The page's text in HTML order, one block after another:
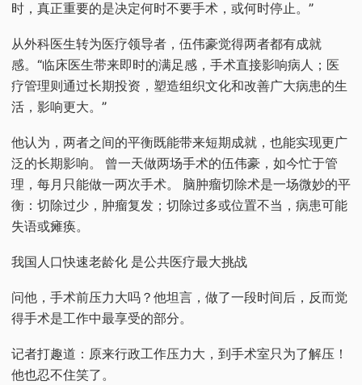
时，真正重要的是决定何时不要手术，或何时停止。”
从外科医生转为医疗领导者，伍伟豪觉得两者都有成就
感。“临床医生带来即时的满足感，手术直接影响病人；医
疗管理则通过长期投资，塑造组织文化和改善广大病患的生
活，影响更大。”
他认为，两者之间的平衡既能带来短期成就，也能实现更广
泛的长期影响。 曾一天做两场手术的伍伟豪，如今忙于管
理，每月只能做一两次手术。 脑肿瘤切除术是一场微妙的平
衡：切除过少，肿瘤复发；切除过多或位置不当，病患可能
失语或瘫痪。
我国人口快速老龄化 是公共医疗最大挑战
问他，手术前压力大吗？他坦言，做了一段时间后，反而觉
得手术是工作中最享受的部分。
记者打趣道：原来行政工作压力大，到手术室只为了解压！
他也忍不住笑了。